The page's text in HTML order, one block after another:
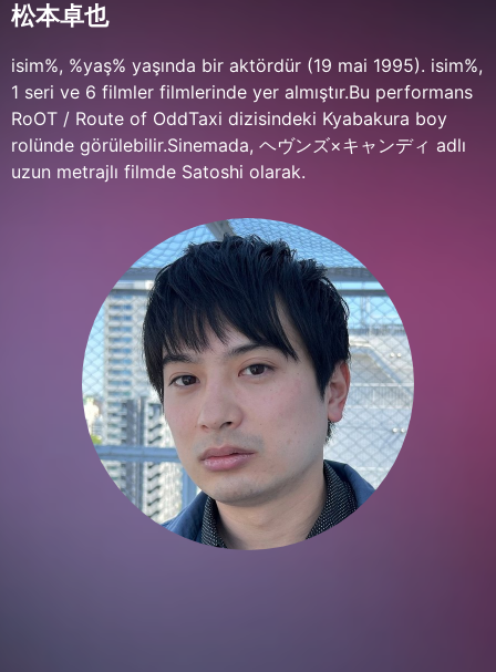
松本卓也
isim%, %yaş% yaşında bir aktördür (19 mai 1995). isim%,
1 seri ve 6 filmler filmlerinde yer almıştır.Bu performans
RoOT / Route of OddTaxi dizisindeki Kyabakura boy
rolünde görülebilir.Sinemada, ヘヴンズ×キャンディ adlı
uzun metrajlı filmde Satoshi olarak.